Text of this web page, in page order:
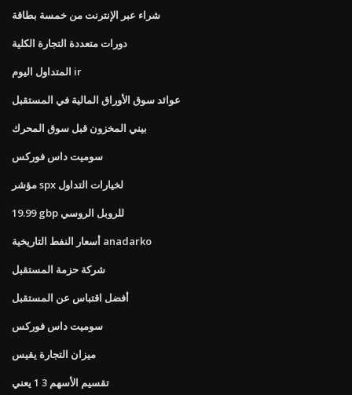
شراء عبر الإنترنت من خمسة بطاقة
دورات متعددة التجارة الكلية
المتداول اليوم ir
عوائد سوق الأوراق المالية في المستقبل
بيني المخزون قبل سوق المحرك
سوميت داس فوركس
مؤشر spx لخيارات التداول
19.99 gbp للروبل الروسي
أسعار النفط التاريخية anadarko
شركة حزمة المستقبل
أفضل اقتباس عن المستقبل
سوميت داس فوركس
ميزان التجارة يقيس
تقسيم الأسهم 3 1 يعني